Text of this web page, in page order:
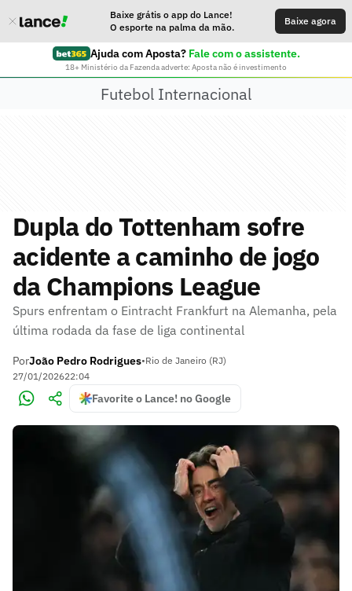
Baixe grátis o app do Lance!
O esporte na palma da mão.
Baixe agora
Ajuda com Aposta? Fale com o assistente.
18+ Ministério da Fazenda adverte: Aposta não é investimento
Futebol Internacional
Dupla do Tottenham sofre
acidente a caminho de jogo
da Champions League
Spurs enfrentam o Eintracht Frankfurt na Alemanha, pela
última rodada da fase de liga continental
PorJoão Pedro Rodrigues•Rio de Janeiro (RJ)
27/01/202622:04
Favorite o Lance! no Google